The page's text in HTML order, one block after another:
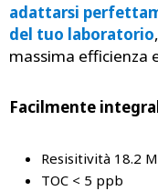
adattarsi
del tuo laboratorio
massima efficienza
Facilmente
Resisitività 18.2
TOC < 5 ppb